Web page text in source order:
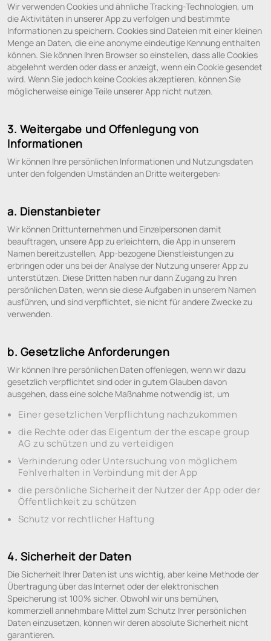
Wir verwenden Cookies und ähnliche Tracking-Technologien, um
die Aktivitäten in unserer App zu verfolgen und bestimmte
Informationen zu speichern. Cookies sind Dateien mit einer kleinen
Menge an Daten, die eine anonyme eindeutige Kennung enthalten
können. Sie können Ihren Browser so einstellen, dass alle Cookies
abgelehnt werden oder dass er anzeigt, wenn ein Cookie gesendet
wird. Wenn Sie jedoch keine Cookies akzeptieren, können Sie
möglicherweise einige Teile unserer App nicht nutzen.
3. Weitergabe und Offenlegung von
Informationen
Wir können Ihre persönlichen Informationen und Nutzungsdaten
unter den folgenden Umständen an Dritte weitergeben:
a. Dienstanbieter
Wir können Drittunternehmen und Einzelpersonen damit
beauftragen, unsere App zu erleichtern, die App in unserem
Namen bereitzustellen, App-bezogene Dienstleistungen zu
erbringen oder uns bei der Analyse der Nutzung unserer App zu
unterstützen. Diese Dritten haben nur dann Zugang zu Ihren
persönlichen Daten, wenn sie diese Aufgaben in unserem Namen
ausführen, und sind verpflichtet, sie nicht für andere Zwecke zu
verwenden.
b. Gesetzliche Anforderungen
Wir können Ihre persönlichen Daten offenlegen, wenn wir dazu
gesetzlich verpflichtet sind oder in gutem Glauben davon
ausgehen, dass eine solche Maßnahme notwendig ist, um
Einer gesetzlichen Verpflichtung nachzukommen
die Rechte oder das Eigentum der the escape group
AG zu schützen und zu verteidigen
Verhinderung oder Untersuchung von möglichem
Fehlverhalten in Verbindung mit der App
die persönliche Sicherheit der Nutzer der App oder der
Öffentlichkeit zu schützen
Schutz vor rechtlicher Haftung
4. Sicherheit der Daten
Die Sicherheit Ihrer Daten ist uns wichtig, aber keine Methode der
Übertragung über das Internet oder der elektronischen
Speicherung ist 100% sicher. Obwohl wir uns bemühen,
kommerziell annehmbare Mittel zum Schutz Ihrer persönlichen
Daten einzusetzen, können wir deren absolute Sicherheit nicht
garantieren.